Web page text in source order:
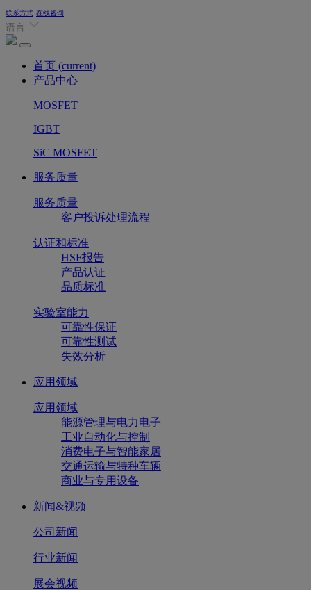
联系方式 在线咨询
语言
首页 (current)
产品中心
MOSFET
IGBT
SiC MOSFET
服务质量
服务质量
客户投诉处理流程
认证和标准
HSF报告
产品认证
品质标准
实验室能力
可靠性保证
可靠性测试
失效分析
应用领域
应用领域
能源管理与电力电子
工业自动化与控制
消费电子与智能家居
交通运输与特种车辆
商业与专用设备
新闻&视频
公司新闻
行业新闻
展会视频